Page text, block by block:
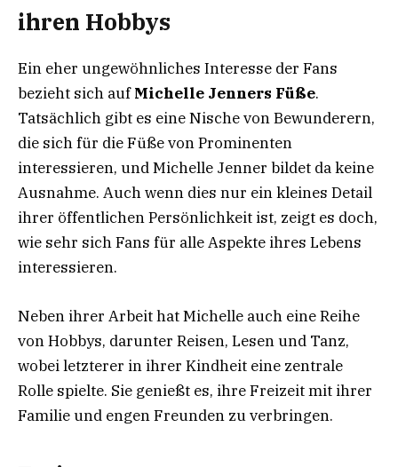
ihren Hobbys
Ein eher ungewöhnliches Interesse der Fans
bezieht sich aufMichelle Jenners Füße.
Tatsächlich gibt es eine Nische von Bewunderern,
die sich für die Füße von Prominenten
interessieren, und Michelle Jenner bildet da keine
Ausnahme. Auch wenn dies nur ein kleines Detail
ihrer öffentlichen Persönlichkeit ist, zeigt es doch,
wie sehr sich Fans für alle Aspekte ihres Lebens
interessieren.
Neben ihrer Arbeit hat Michelle auch eine Reihe
von Hobbys, darunter Reisen, Lesen und Tanz,
wobei letzterer in ihrer Kindheit eine zentrale
Rolle spielte. Sie genießt es, ihre Freizeit mit ihrer
Familie und engen Freunden zu verbringen.